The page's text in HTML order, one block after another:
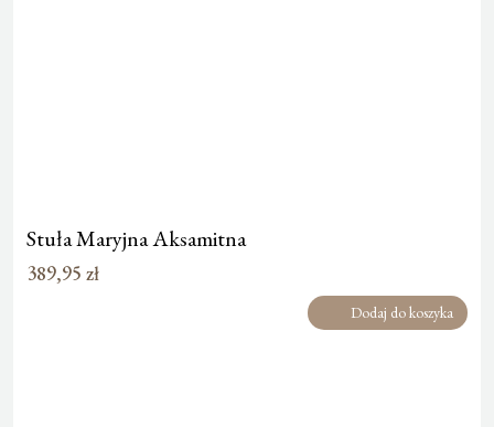
Stuła Maryjna Aksamitna
389,95 zł
Dodaj do koszyka